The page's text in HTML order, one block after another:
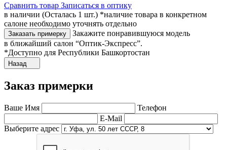
Сравнить товар Записаться в оптику
в наличии (Осталась 1 шт.) *наличие товара в конкретном
салоне необходимо уточнять отдельно
Заказать примерку
Закажите понравившуюся модель
в ближайший салон “Оптик-Экспресс”.
*Доступно для Республики Башкортостан
Назад
Заказ примерки
Ваше Имя
Телефон
E-Mail
Выберите адрес